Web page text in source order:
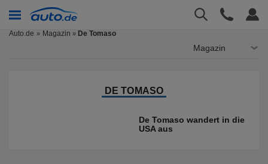
Auto.de Magazin » De Tomaso
Magazin
DE TOMASO
De Tomaso wandert in die
USA aus